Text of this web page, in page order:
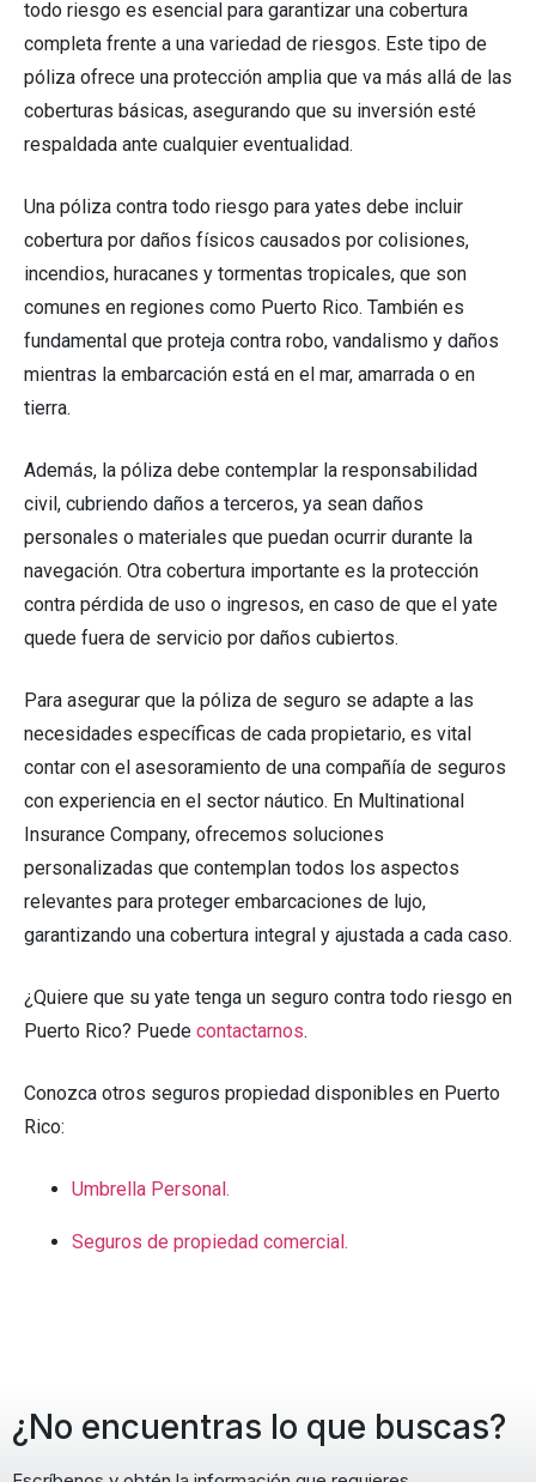
todo riesgo es esencial para garantizar una cobertura
completa frente a una variedad de riesgos. Este tipo de
póliza ofrece una protección amplia que va más allá de las
coberturas básicas, asegurando que su inversión esté
respaldada ante cualquier eventualidad.
Una póliza contra todo riesgo para yates debe incluir
cobertura por daños físicos causados por colisiones,
incendios, huracanes y tormentas tropicales, que son
comunes en regiones como Puerto Rico. También es
fundamental que proteja contra robo, vandalismo y daños
mientras la embarcación está en el mar, amarrada o en
tierra.
Además, la póliza debe contemplar la responsabilidad
civil, cubriendo daños a terceros, ya sean daños
personales o materiales que puedan ocurrir durante la
navegación. Otra cobertura importante es la protección
contra pérdida de uso o ingresos, en caso de que el yate
quede fuera de servicio por daños cubiertos.
Para asegurar que la póliza de seguro se adapte a las
necesidades específicas de cada propietario, es vital
contar con el asesoramiento de una compañía de seguros
con experiencia en el sector náutico. En Multinational
Insurance Company, ofrecemos soluciones
personalizadas que contemplan todos los aspectos
relevantes para proteger embarcaciones de lujo,
garantizando una cobertura integral y ajustada a cada caso.
¿Quiere que su yate tenga un seguro contra todo riesgo en
Puerto Rico? Puede contactarnos.
Conozca otros seguros propiedad disponibles en Puerto
Rico:
Umbrella Personal.
Seguros de propiedad comercial.
¿No encuentras lo que buscas?